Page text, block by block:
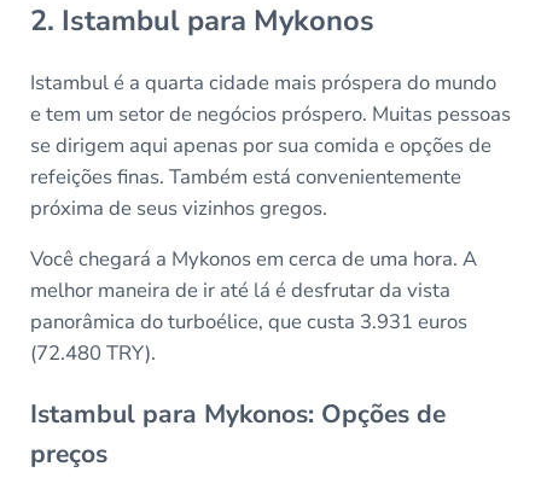
2. Istambul para Mykonos
Istambul é a quarta cidade mais próspera do mundo
e tem um setor de negócios próspero. Muitas pessoas
se dirigem aqui apenas por sua comida e opções de
refeições finas. Também está convenientemente
próxima de seus vizinhos gregos.
Você chegará a Mykonos em cerca de uma hora. A
melhor maneira de ir até lá é desfrutar da vista
panorâmica do turboélice, que custa 3.931 euros
(72.480 TRY).
Istambul para Mykonos: Opções de
preços